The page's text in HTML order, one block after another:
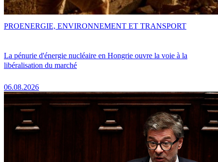
La pénurie d'énergie nucléaire en Hongrie ouvre la voie à la
libéralisation du marché
06.08.2026
PROENERGIE, ENVIRONNEMENT ET TRANSPORT